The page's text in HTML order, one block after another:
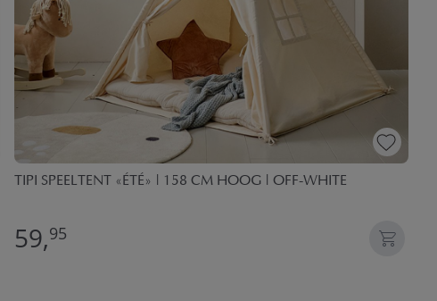
TIPI SPEELTENT «ÉTÉ» | 158 CM HOOG | OFF-WHITE
59,95